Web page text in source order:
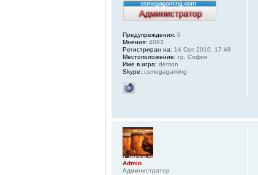
Предупреждения: 0
Мнения: 4093
Регистриран на: 14 Сеп 2010, 17:48
Местоположение: гр. София
Име в игра: demon
Skype: csmegagaming
Admin
Администратор